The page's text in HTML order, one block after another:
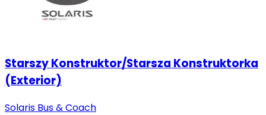
Starszy Konstruktor/Starsza Konstruktorka
(Exterior)
Solaris Bus & Coach